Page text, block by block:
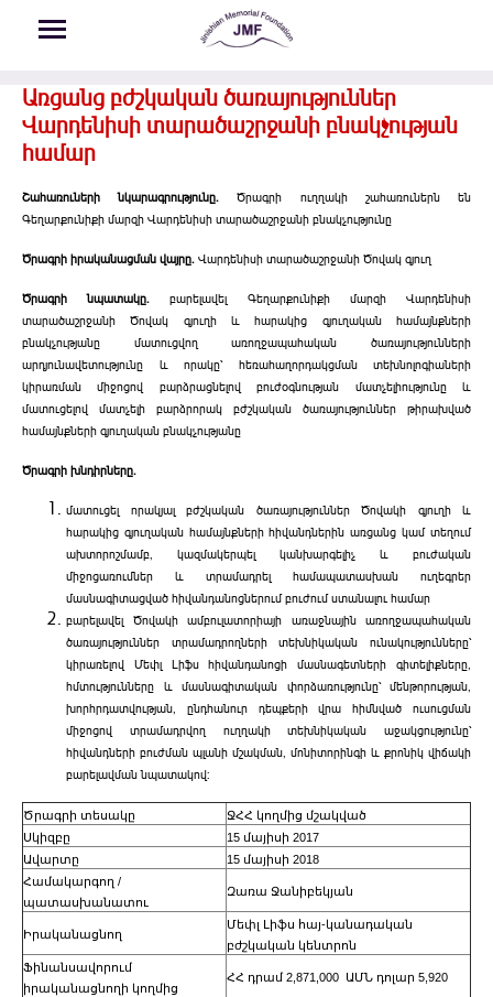
Առցանց բժշկական ծառայություններ
Վարդենիսի տարածաշրջանի բնակչության
համար
Շահառուների նկարագրությունը. Ծրագրի ուղղակի շահառուներն են
Գեղարքունիքի մարզի Վարդենիսի տարածաշրջանի բնակչությունը
Ծրագրի իրականացման վայրը. Վարդենիսի տարածաշրջանի Ծովակ գյուղ
Ծրագրի նպատակը. բարելավել Գեղարքունիքի մարզի Վարդենիսի
տարածաշրջանի Ծովակ գյուղի և հարակից գյուղական համայնքների
բնակչությանը մատուցվող առողջապահական ծառայությունների
արդյունավետությունը և որակը՝ հեռահաղորդակցման տեխնոլոգիաների
կիրառման միջոցով բարձրացնելով բուժօգնության մատչելիությունը և
մատուցելով մատչելի բարձրորակ բժշկական ծառայություններ թիրախված
համայնքների գյուղական բնակչությանը
Ծրագրի խնդիրները.
մատուցել որակյալ բժշկական ծառայություններ Ծովակի գյուղի և
հարակից գյուղական համայնքների հիվանդներին առցանց կամ տեղում
ախտորոշմամբ, կազմակերպել կանխարգելիչ և բուժական
միջոցառումներ և տրամադրել համապատասխան ուղեգրեր
մասնագիտացված հիվանդանոցներում բուժում ստանալու համար
բարելավել Ծովակի ամբուլատորիայի առաջնային առողջապահական
ծառայություններ տրամադրողների տեխնիկական ունակությունները՝
կիրառելով Մեփլ Լիֆս հիվանդանոցի մասնագետների գիտելիքները,
հմտությունները և մասնագիտական փորձառությունը՝ մենթորության,
խորհրդատվության, ընդհանուր դեպքերի վրա հիմնված ուսուցման
միջոցով տրամադրվող ուղղակի տեխնիկական աջակցությունը՝
հիվանդների բուժման պլանի մշակման, մոնիտորինգի և քրոնիկ վիճակի
բարելավման նպատակով:
Ծրագրի տեսակը
ՋՀՀ կողմից մշակված
Սկիզբը
15 մայիսի 2017
Ավարտը
15 մայիսի 2018
Համակարգող /
պատասխանատու
Զառա Ջանիբեկյան
Իրականացնող
Մեփլ Լիֆս հայ-կանադական
բժշկական կենտրոն
Ֆինանսավորում
իրականացնողի կողմից
ՀՀ դրամ 2,871,000 ԱՄՆ դոլար 5,920